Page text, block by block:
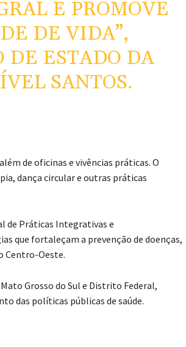
E PROMOVE
DE VIDA”,
DE ESTADO DA
SANTOS.
de oficinas e vivências práticas. O
dança circular e outras práticas
de Práticas Integrativas e
que fortaleçam a prevenção de doenças,
Centro-Oeste.
Grosso do Sul e Distrito Federal,
das políticas públicas de saúde.